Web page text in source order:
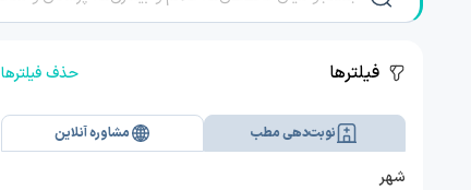
فیلترها حذف فیلترها
نوبت‌دهی مطب مشاوره آنلاین
شهر